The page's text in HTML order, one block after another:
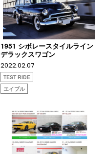
1951 シボレースタイルライン
デラックスワゴン
2022.02.07
TEST RIDE
エイブル